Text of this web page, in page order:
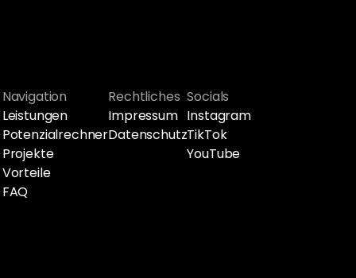
Navigation
Leistungen
Potenzialrechner
Projekte
Vorteile
FAQ
Rechtliches
Impressum
Datenschutz
Socials
Instagram
TikTok
YouTube